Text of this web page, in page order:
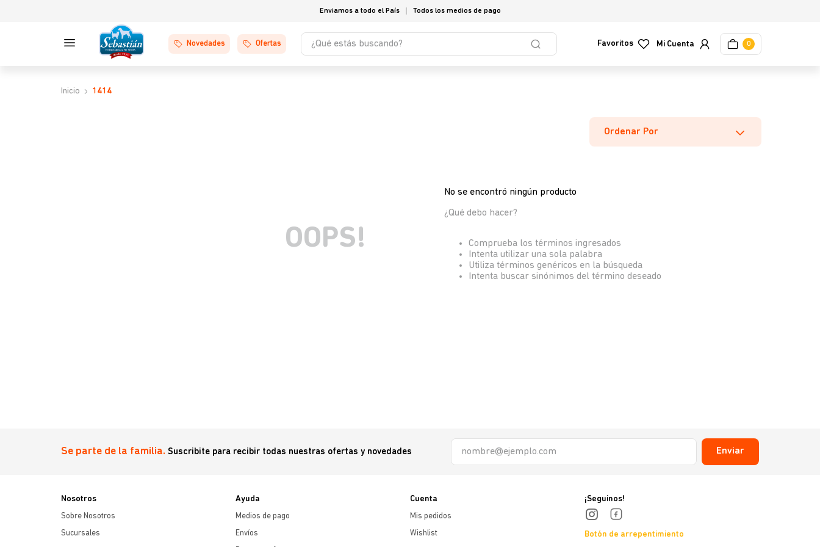
Enviamos a todo el País Todos los medios de pago
Novedades Ofertas
¿Qué estás buscando?
Favoritos 0
1414
Ordenar Por
OOPS!
No se encontró ningún producto
¿Qué debo hacer?
Comprueba los términos ingresados
Intenta utilizar una sola palabra
Utiliza términos genéricos en la búsqueda
Intenta buscar sinónimos del término deseado
Se parte de la familia. Suscribite para recibir todas nuestras ofertas y novedades Enviar
Nosotros
Sobre Nosotros
Sucursales
Ayuda
Medios de pago
Envíos
Cuenta
Mis pedidos
Wishlist
¡Seguinos!
Botón de arrepentimiento